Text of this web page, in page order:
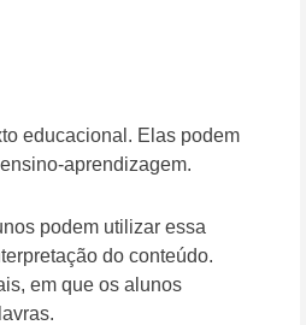
educacional. Elas podem
aprendizagem.
podem utilizar essa
do conteúdo.
em que os alunos